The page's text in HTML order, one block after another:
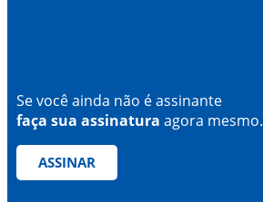
Se você ainda não é assinante
faça sua assinatura agora mesmo.
ASSINAR